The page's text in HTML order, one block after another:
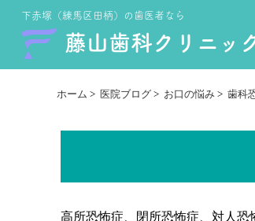
下赤塚（練馬区田柄）の歯医者なら
藤山歯科クリニッ
ホーム > 医院ブログ > お口の悩み > 歯科
高所恐怖症、閉所恐怖症、対人